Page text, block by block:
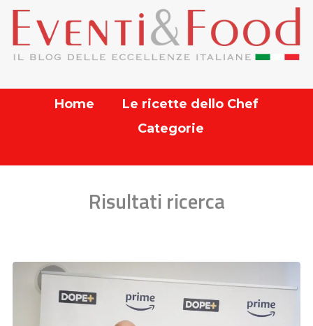
Home
Le ricette dello Chef
Categorie
Risultati ricerca